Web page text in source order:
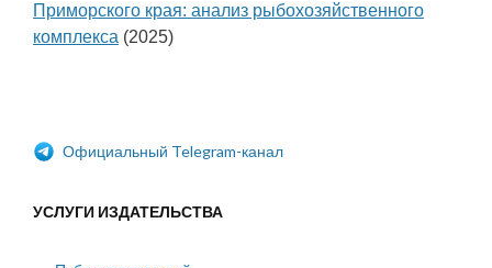
Приморского края: анализ рыбохозяйственного
комплекса (2025)
Официальный Telegram-канал
УСЛУГИ ИЗДАТЕЛЬСТВА